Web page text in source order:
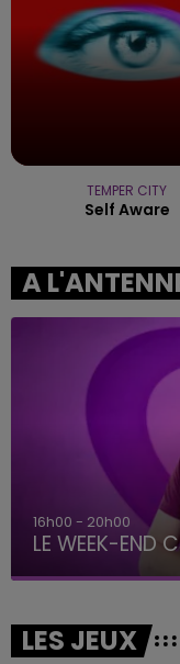
TEMPER CITY
Self Aware
A
16h00 - 20h00
LE WEEK-END
LES JEUX